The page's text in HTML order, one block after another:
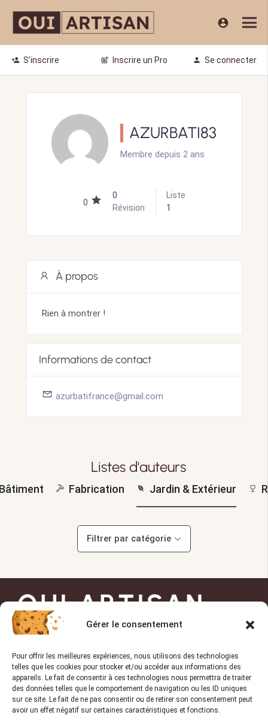
Gérer le consentement
Pour offrir les meilleures expériences, nous utilisons des technologies
telles que les cookies pour stocker et/ou accéder aux informations des
appareils. Le fait de consentir à ces technologies nous permettra de traiter
des données telles que le comportement de navigation ou les ID uniques
sur ce site. Le fait de ne pas consentir ou de retirer son consentement peut
avoir un effet négatif sur certaines caractéristiques et fonctions.
account_circle
person_add S’inscrire post_add Inscrire un Pro person Se connecter
AZURBATI83
Membre depuis 2 ans
0
0
Révision
Liste
1
À propos
Rien à montrer !
Informations de contact
azurbatifrance@gmail.com
Listes d'auteurs
Fabrication Jardin & Extérieur
Filtrer par catégorie
OUI ARTISAN
Trouvez l’artisan de
confiance pour vos projets !
TROUVER UN PRO